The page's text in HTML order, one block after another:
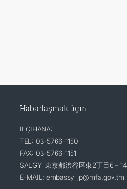
Habarlaşmak üçin
ILÇIHANA:
TEL: 03-5766-1150
FAX: 03-5766-1151
SALGY: 東京都渋谷区東2丁目6－14
E-MAIL: embassy_jp@mfa.gov.tm